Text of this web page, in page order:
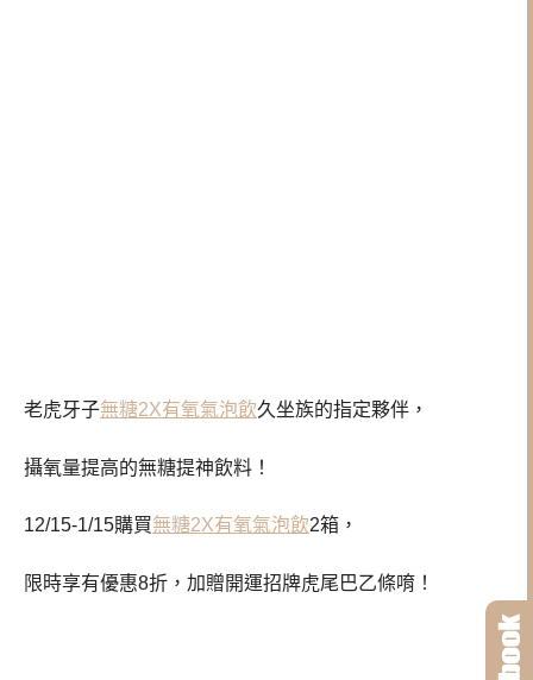
老虎牙子無糖2X有氧氣泡飲久坐族的指定夥伴，
攝氧量提高的無糖提神飲料！
12/15-1/15購買無糖2X有氧氣泡飲2箱，
限時享有優惠8折，加贈開運招牌虎尾巴乙條唷！